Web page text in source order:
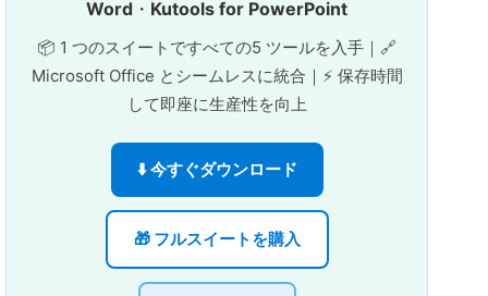
Word ・ Kutools for PowerPoint
📦 1 つのスイートですべての5 ツールを入手｜🔗
Microsoft Office とシームレスに統合｜⚡ 保存時間
して即座に生産性を向上
⬇️ 今すぐダウンロード
🎁 フルスイートを購入